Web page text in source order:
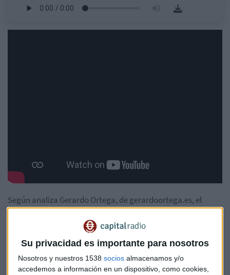
Su privacidad es importante para nosotros
Nosotros y nuestros 1538 socios almacenamos y/o
accedemos a información en un dispositivo, como cookies,
Según analiza Gerardo Ortega, de gerardoortega.es, el
índice español "no ha cerrado un solo mes barra por debajo
del mes barra previo" desde hace más de seis meses, lo que
explicaría su fortaleza actual. La versión Total Return del
IBEX, que incorpora dividendos, muestra un
comportamiento similar.